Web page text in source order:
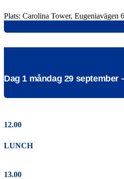
Plats: Carolina Tower, Eugeniavägen
Dag 1 måndag 29
12.00
LUNCH
13.00